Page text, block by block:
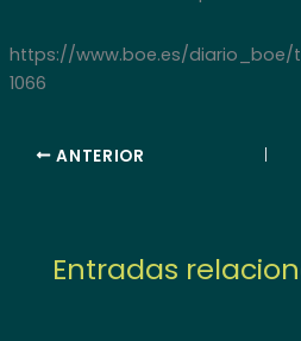
https://www.boe.es/diario_boe/
1066
ANTERIOR
Entradas